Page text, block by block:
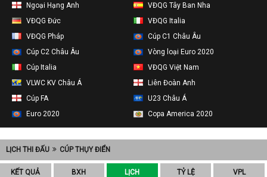
Ngoại Hạng Anh
VĐQG Tây Ban Nha
VĐQG Đức
VĐQG Italia
VĐQG Pháp
Cúp C1 Châu Âu
Cúp C2 Châu Âu
Vòng loại Euro 2020
Cúp Italia
VĐQG Việt Nam
VLWC KV Châu Á
Liên Đoàn Anh
Cúp FA
U23 Châu Á
Euro 2020
Copa America 2020
LỊCH THI ĐẤU CÚP THỤY ĐIỂN
KẾT QUẢ BXH LỊCH TỶ LỆ VPL